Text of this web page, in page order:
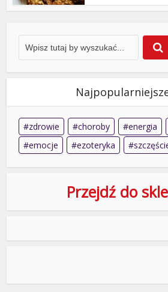
zdrowie choroby energia
emocje
ezoteryka
Przejdź do